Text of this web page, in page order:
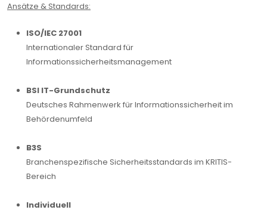
Ansätze & Standards:
ISO/IEC 27001
Internationaler Standard für
Informationssicherheitsmanagement
BSI IT-Grundschutz
Deutsches Rahmenwerk für Informationssicherheit im
Behördenumfeld
B3S
Branchenspezifische Sicherheitsstandards im KRITIS-
Bereich
Individuell